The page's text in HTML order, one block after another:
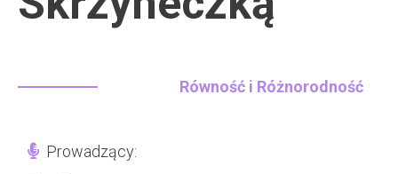
Równość i Różnorodność
Prowadzący: